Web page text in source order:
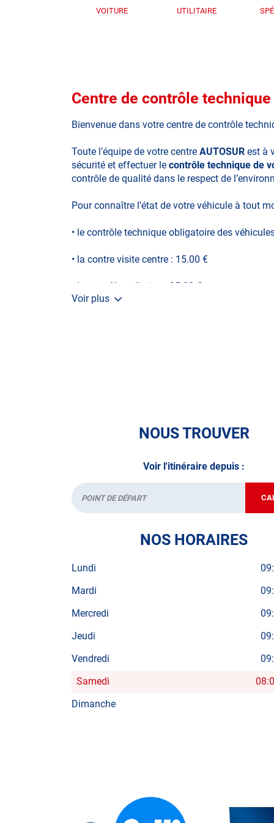
VOITURE UTILITAIRE
Centre de contrôle technique
Bienvenue dans votre centre de contrôle
Toute l’équipe de votre centre AUTOSUR est à
sécurité et effectuer le contrôle technique de
contrôle de qualité dans le respect de
Pour connaître l’état de votre véhicule à tout
• le contrôle technique obligatoire des
• la contre visite centre : 15.00 €
• le contrôle pollution : 35.00 €
Voir plus
NOUS TROUVER
Voir l'itinéraire depuis :
Départ
NOS HORAIRES
Lundi
Mardi
Mercredi
Jeudi
Vendredi
Horaires
d'ouverture
Samedi
Dimanche